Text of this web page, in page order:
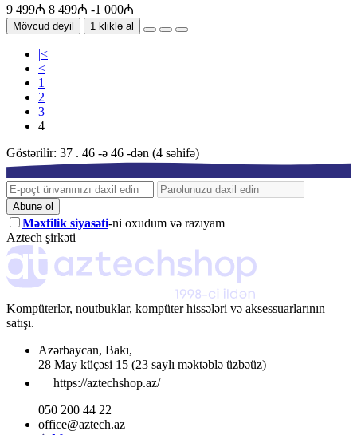
9 499₼ 8 499₼ -1 000₼
Mövcud deyil 1 kliklə al
|<
<
1
2
3
4
Göstərilir: 37 . 46 -ə 46 -dən (4 səhifə)
Abunə ol
Məxfilik siyasəti-ni oxudum və razıyam
Aztech şirkəti
Kompüterlər, noutbuklar, kompüter hissələri və aksessuarlarının
satışı.
Azərbaycan, Bakı,
28 May küçəsi 15 (23 saylı məktəblə üzbəüz)
https://aztechshop.az/
050 200 44 22
office@aztech.az